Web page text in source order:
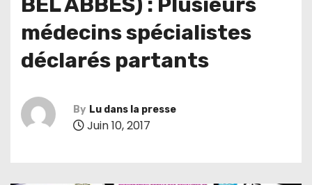
médecins spécialistes
déclarés partants
By Lu dans la presse
Juin 10, 2017